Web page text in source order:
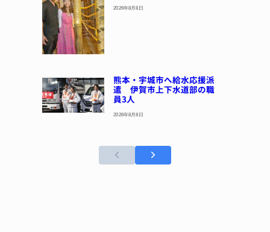
2026年8月8日
熊本・宇城市へ給水応援派
遣 伊賀市上下水道部の職
員3人
2026年8月8日